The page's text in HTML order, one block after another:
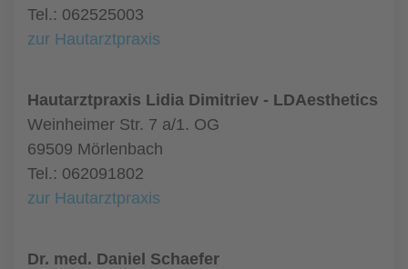
Tel.: 062525003
zur Hautarztpraxis
Hautarztpraxis Lidia Dimitriev - LDAesthetics
Weinheimer Str. 7 a/1. OG
69509 Mörlenbach
Tel.: 062091802
zur Hautarztpraxis
Dr. med. Daniel Schaefer